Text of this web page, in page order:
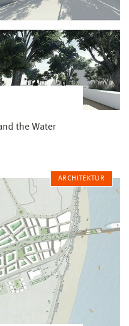
the Water
ARCHITEKTUR